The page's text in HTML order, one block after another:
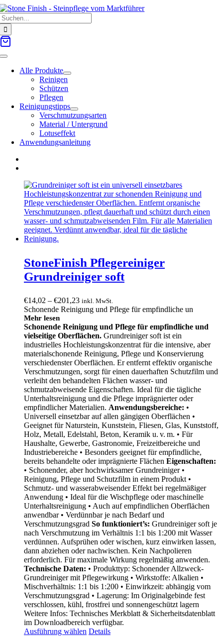
Zum
Inhalt
springen
Toggle
NavigationAlle Produkte
Reinigen
Schützen
Pflegen
Reinigungstipps
Verschmutzungsarten
Material / Untergrund
Lotuseffekt
Anwendungsanleitung
StoneFinish Pflegereiniger
Grundreiniger soft
€14,02 – €201,23Preisspanne:
€14,02
€201,23
inkl. MwSt.
Schonende Reinigung und Pflege für empfindliche un
Mehr lesen
Schonende Reinigung und Pflege für empfindliche und
vielseitige Oberflächen. Grundreiniger soft ist ein
industrielles Hochleistungskonzentrat für die intensive, aber
materialschonende Reinigung, Pflege und Konservierung
verschiedenster Oberflächen. Er entfernt effektiv organische
Verschmutzungen, sorgt für einen dauerhaften Schutzfilm und
verleiht den behandelten Flächen wasser- und
schmutzabweisende Eigenschaften. Ideal für die tägliche
Unterhaltsreinigung und die Pflege imprägnierter oder
empfindlicher Materialien. Anwendungsbereiche: •
Universell einsetzbar auf allen gängigen Oberflächen •
Geeignet für Naturstein, Kunststein, Fliesen, Glas, Kunststoff,
Holz, Metall, Edelstahl, Beton, Keramik u. v. m. • Für
Haushalte, Gewerbe, Gastronomie, Freizeitbereiche und
Industriebereiche • Besonders geeignet für empfindliche,
bereits behandelte oder imprägnierte Flächen Eigenschaften:
• Schonender, aber hochwirksamer Grundreiniger •
Reinigung, Pflege und Schutzfilm in einem Produkt •
Schmutz- und wasserabweisender Effekt bei regelmäßiger
Anwendung • Ideal für die Wischpflege oder maschinelle
Unterhaltsreinigung • Auch auf empfindlichen Oberflächen
anwendbar • Verdünnbar je nach Bedarf und
Verschmutzungsgrad So funktioniert’s: Grundreiniger soft je
nach Verschmutzung im Verhältnis 1:1 bis 1:200 mit Wasser
verdünnen. Aufsprühen oder wischen, kurz einwirken lassen,
dann abziehen oder nachwischen. Kein Nachpolieren
erforderlich. Für maximale Wirkung regelmäßig anwenden.
Technische Daten: • Produkttyp: Schonender Allzweck-
Grundreiniger mit Pflegewirkung • Wirkstoffe: Alkalien •
Mischverhältnis: 1:1 bis 1:200 • Einwirkzeit: abhängig vom
Verschmutzungsgrad • Lagerung: Im Originalgebinde fest
verschlossen, kühl, frostfrei und sonnengeschützt lagern
Weitere Infos: Technisches Merkblatt & Sicherheitsdatenblatt
im Downloadbereich verfügbar.
Ausführung wählen Details